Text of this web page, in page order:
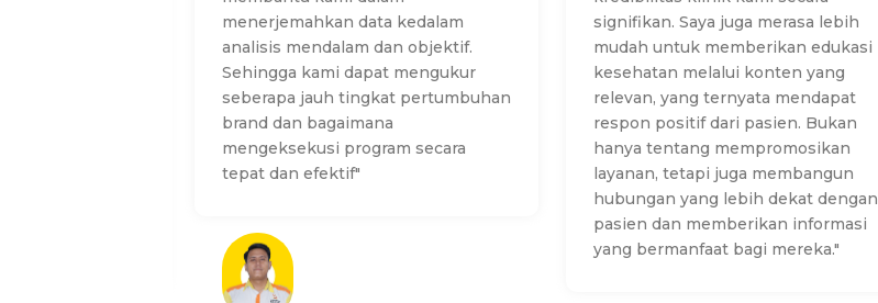
menerjemahkan data kedalam
analisis mendalam dan objektif.
Sehingga kami dapat mengukur
seberapa jauh tingkat pertumbuhan
brand dan bagaimana
mengeksekusi program secara
tepat dan efektif"
signifikan. Saya juga merasa lebih
mudah untuk memberikan edukasi
kesehatan melalui konten yang
relevan, yang ternyata mendapat
respon positif dari pasien. Bukan
hanya tentang mempromosikan
layanan, tetapi juga membangun
hubungan yang lebih dekat dengan
pasien dan memberikan informasi
yang bermanfaat bagi mereka."